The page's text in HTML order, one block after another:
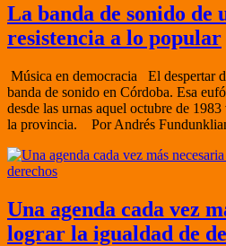
La banda de sonido de
resistencia a lo popular
Música en democracia El despertar
banda de sonido en Córdoba. Esa
desde las urnas aquel octubre de
la provincia. Por Andrés
Una agenda cada vez
lograr la igualdad de